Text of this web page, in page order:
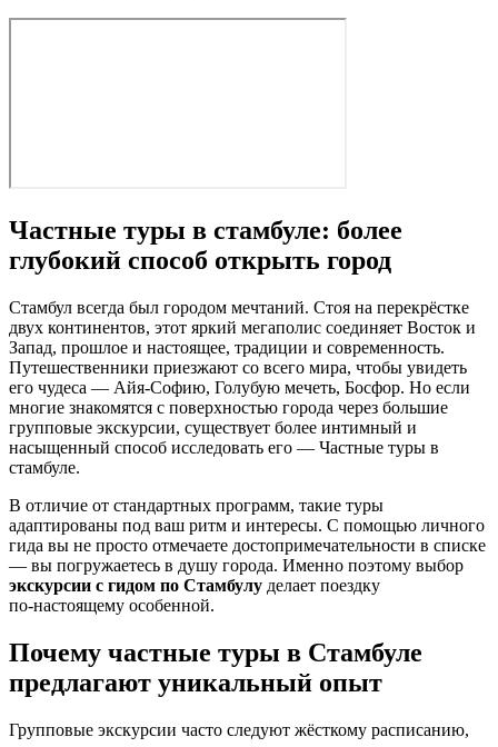
Частные туры в стамбуле: более
глубокий способ открыть город
Стамбул всегда был городом мечтаний. Стоя на перекрёстке
двух континентов, этот яркий мегаполис соединяет Восток и
Запад, прошлое и настоящее, традиции и современность.
Путешественники приезжают со всего мира, чтобы увидеть
его чудеса — Айя‑Софию, Голубую мечеть, Босфор. Но если
многие знакомятся с поверхностью города через большие
групповые экскурсии, существует более интимный и
насыщенный способ исследовать его — Частные туры в
стамбуле.
В отличие от стандартных программ, такие туры
адаптированы под ваш ритм и интересы. С помощью личного
гида вы не просто отмечаете достопримечательности в списке
— вы погружаетесь в душу города. Именно поэтому выбор
экскурсии с гидом по Стамбулу делает поездку
по‑настоящему особенной.
Почему частные туры в Стамбуле
предлагают уникальный опыт
Групповые экскурсии часто следуют жёсткому расписанию,